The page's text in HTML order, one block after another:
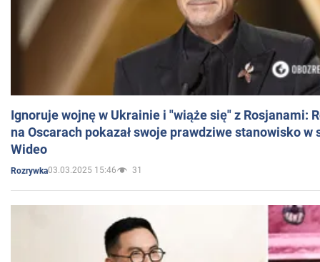
Ignoruje wojnę w Ukrainie i "wiąże się" z Rosjanami:
na Oscarach pokazał swoje prawdziwe stanowisko w
Wideo
Rozrywka03.03.2025 15:46 31